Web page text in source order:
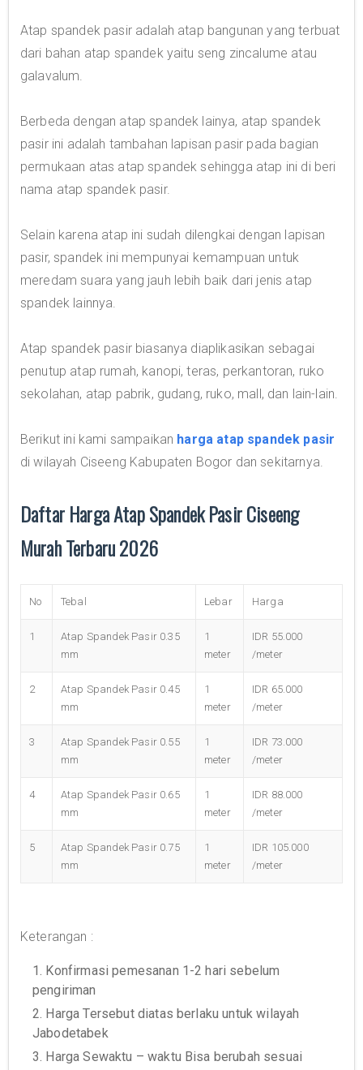
Atap spandek pasir adalah atap bangunan yang terbuat
dari bahan atap spandek yaitu seng zincalume atau
galavalum.
Berbeda dengan atap spandek lainya, atap spandek
pasir ini adalah tambahan lapisan pasir pada bagian
permukaan atas atap spandek sehingga atap ini di beri
nama atap spandek pasir.
Selain karena atap ini sudah dilengkai dengan lapisan
pasir, spandek ini mempunyai kemampuan untuk
meredam suara yang jauh lebih baik dari jenis atap
spandek lainnya.
Atap spandek pasir biasanya diaplikasikan sebagai
penutup atap rumah, kanopi, teras, perkantoran, ruko
sekolahan, atap pabrik, gudang, ruko, mall, dan lain-lain.
Berikut ini kami sampaikan harga atap spandek pasir
di wilayah Ciseeng Kabupaten Bogor dan sekitarnya.
Daftar Harga Atap Spandek Pasir Ciseeng
Murah Terbaru 2026
No Tebal Lebar Harga
1
Atap Spandek Pasir 0.35
mm
1
meter
IDR 55.000
/meter
2
Atap Spandek Pasir 0.45
mm
1
meter
IDR 65.000
/meter
3
Atap Spandek Pasir 0.55
mm
1
meter
IDR 73.000
/meter
4
Atap Spandek Pasir 0.65
mm
1
meter
IDR 88.000
/meter
5
Atap Spandek Pasir 0.75
mm
1
meter
IDR 105.000
/meter
Keterangan :
1. Konfirmasi pemesanan 1-2 hari sebelum
pengiriman
2. Harga Tersebut diatas berlaku untuk wilayah
Jabodetabek
3. Harga Sewaktu – waktu Bisa berubah sesuai